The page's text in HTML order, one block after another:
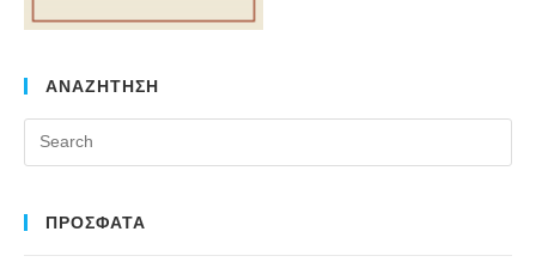
ΑΝΑΖΗΤΗΣΗ
ΠΡΟΣΦΑΤΑ